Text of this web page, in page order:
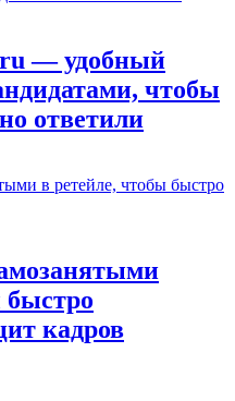
— удобный
чтобы
ответили
быстро
кадров